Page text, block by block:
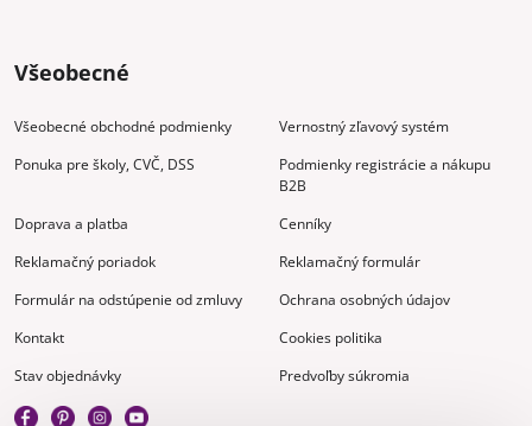
Všeobecné
Všeobecné obchodné podmienky
Vernostný zľavový systém
Ponuka pre školy, CVČ, DSS
Podmienky registrácie a nákupu
B2B
Doprava a platba
Cenníky
Reklamačný poriadok
Reklamačný formulár
Formulár na odstúpenie od zmluvy
Ochrana osobných údajov
Kontakt
Cookies politika
Stav objednávky
Predvoľby súkromia